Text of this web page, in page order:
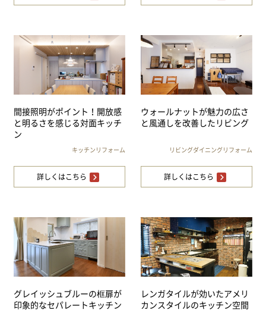
間接照明がポイント！開放感
と明るさを感じる対面キッチ
ン
キッチンリフォーム
詳しくはこちら
ウォールナットが魅力の広さ
と風通しを改善したリビング
リビングダイニングリフォーム
詳しくはこちら
グレイッシュブルーの框扉が
印象的なセパレートキッチン
レンガタイルが効いたアメリ
カンスタイルのキッチン空間